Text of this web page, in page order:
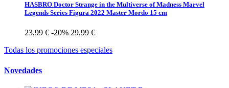
HASBRO Doctor Strange in the Multiverse of Madness Marvel
Legends Series Figura 2022 Master Mordo 15 cm
23,99 € -20% 29,99 €
Todas los promociones especiales
Novedades